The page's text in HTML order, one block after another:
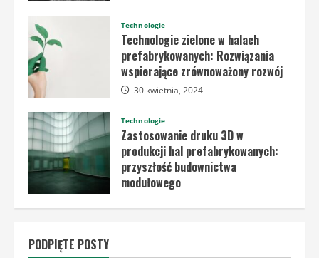
Technologie
Technologie zielone w halach
prefabrykowanych: Rozwiązania
wspierające zrównoważony rozwój
30 kwietnia, 2024
Technologie
Zastosowanie druku 3D w
produkcji hal prefabrykowanych:
przyszłość budownictwa
modułowego
PODPIĘTE POSTY